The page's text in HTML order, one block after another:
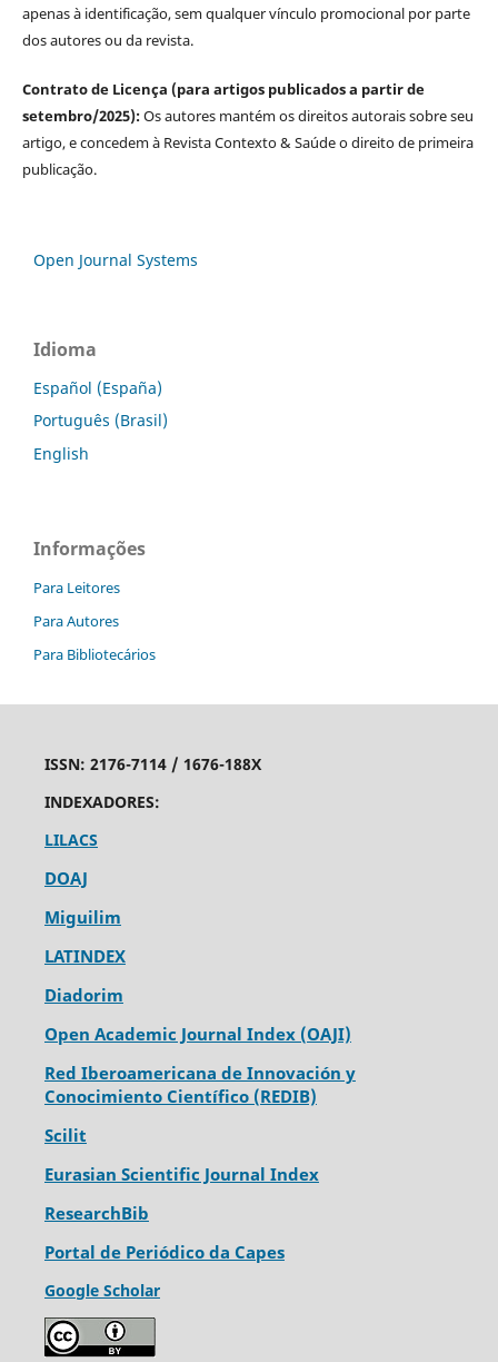
apenas à identificação, sem qualquer vínculo promocional por parte
dos autores ou da revista.
Contrato de Licença (para artigos publicados a partir de
setembro/2025):Os autores mantém os direitos autorais sobre seu
artigo, e concedem à Revista Contexto & Saúde o direito de primeira
publicação.
Open Journal Systems
Idioma
Español (España)
Português (Brasil)
English
Informações
Para Leitores
Para Autores
Para Bibliotecários
ISSN: 2176-7114 / 1676-188X
INDEXADORES:
LILACS
DOAJ
Miguilim
LATINDEX
Diadorim
Open Academic Journal Index (OAJI)
Red Iberoamericana de Innovación y
Conocimiento Científico (REDIB)
Scilit
Eurasian Scientific Journal Index
ResearchBib
Portal de Periódico da Capes
Google Scholar